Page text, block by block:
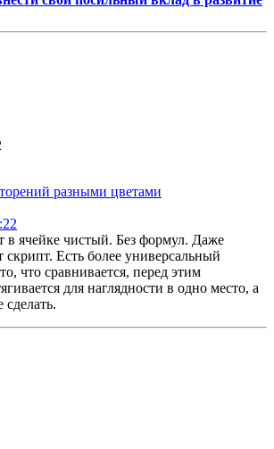
разными цветами
в ячейке чистый. Без формул. Даже
скрипт. Есть более универсальный
что сравнивается, перед этим
для наглядности в одно место, а
сделать.